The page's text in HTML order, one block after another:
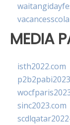
MEDIA
isth2022.com
sinc2023.com